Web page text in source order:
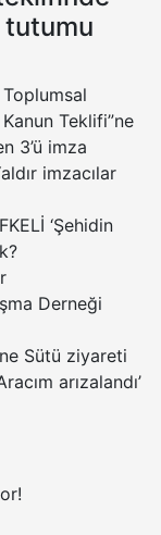
Toplumsal
Teklifi”ne
3’ü imza
imzacılar
‘Şehidin
Derneği
Sütü ziyareti
arızalandı’